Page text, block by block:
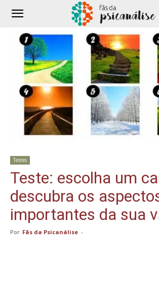
Testes
Teste: escolha um
descubra os
importantes da sua
Por Fãs da Psicanálise -